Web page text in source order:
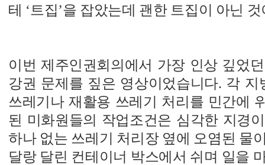
테 ‘트집’을 잡았는데 괜한 트집이 아닌
이번 제주인권회의에서 가장 인상 깊었
강권 문제를 짚은 영상이었습니다. 각 지
쓰레기나 재활용 쓰레기 처리를 민간에
된 미화원들의 작업조건은 심각한 지경
하나 없는 쓰레기 처리장 옆에 오염된 물
달랑 달린 컨테이너 박스에서 쉬며 일을